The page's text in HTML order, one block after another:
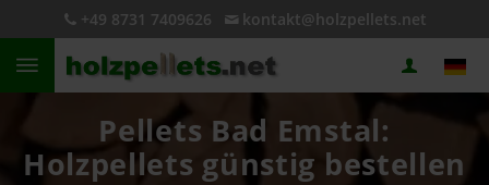
+49 8731 7409626 kontakt@holzpellets.net
Pellets Bad Emstal:
Holzpellets günstig bestellen